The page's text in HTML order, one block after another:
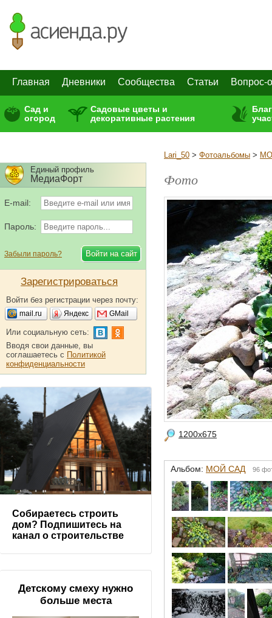
Главная Дневники Сообщества Статьи Вопрос-
Сад и
огород
Садовые цветы и
декоративные растения
Lari_50 > Фотоальбомы >
Фото
1200x675
Альбом: МОЙ САД 96
Единый профиль
МедиаФорт
E-mail:
Пароль:
Забыли пароль?
Зарегистрироваться
Войти без регистрации через почту:
mail.ru Яндекс GMail
Или социальную сеть:
Вводя свои данные, вы
соглашаетесь с Политикой
конфиденциальности
Собираетесь строить
дом? Подпишитесь на
канал о строительстве
Детскому смеху нужно
больше места